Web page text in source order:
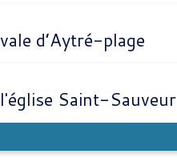
d’Aytré-plage
Saint-Sauveur